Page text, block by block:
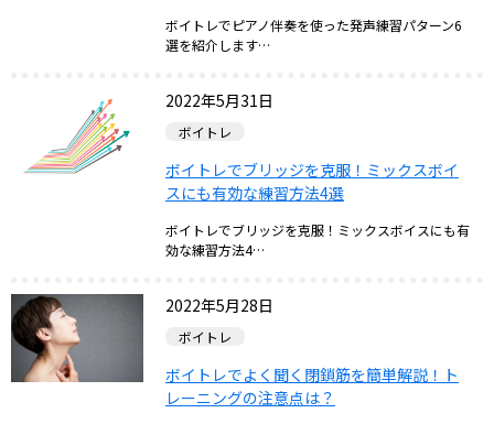
ボイトレでピアノ伴奏を使った発声練習パターン6
選を紹介します…
2022年5月31日
ボイトレ
ボイトレでブリッジを克服！ミックスボイ
スにも有効な練習方法4選
ボイトレでブリッジを克服！ミックスボイスにも有
効な練習方法4…
2022年5月28日
ボイトレ
ボイトレでよく聞く閉鎖筋を簡単解説！ト
レーニングの注意点は？